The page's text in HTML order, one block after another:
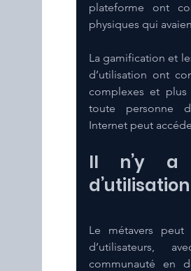
plateforme ont
physiques qui
La gamification et
d’utilisation ont
complexes et
toute personne
Internet peut
Il n’y a
d’utilisation
Le métavers
d’utilisateurs,
communauté en